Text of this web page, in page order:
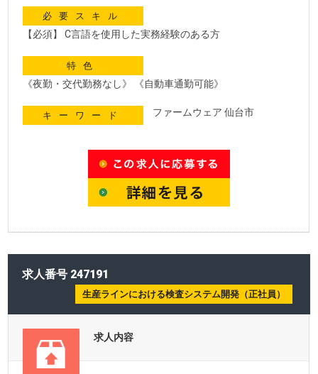
必要スキル
【必須】 C言語を使用した実務経験のある方
特色
《夜勤・交代勤務なし》 《自動車通勤可能》
キーワード ファームウェア 仙台市
求人番号 247191
生産ラインにおける検査システム開発（正社員）
求人内容